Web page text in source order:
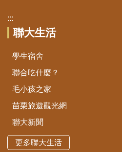
:::
聯大生活
學生宿舍
聯合吃什麼？
毛小孩之家
苗栗旅遊觀光網
聯大新聞
更多聯大生活